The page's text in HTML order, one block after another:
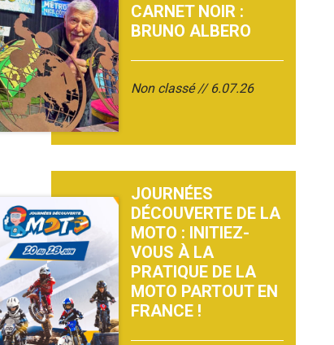
CARNET NOIR :
BRUNO ALBERO
Non classé 6.07.26
JOURNÉES
DÉCOUVERTE DE LA
MOTO : INITIEZ-
VOUS À LA
PRATIQUE DE LA
MOTO PARTOUT EN
FRANCE !